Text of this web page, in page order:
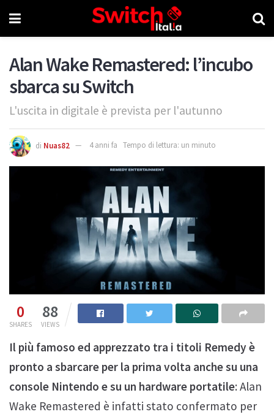
Alan Wake Remastered: l’incubo
sbarca su Switch
L'uscita in digitale è prevista per l'autunno
di Nuas82 4 anni fa Tempo di lettura: un minuto
0
SHARES
88
VIEWS
Il più famoso ed apprezzato tra i titoli Remedy è
pronto a sbarcare per la prima volta anche su una
console Nintendo e su un hardware portatile: Alan
Wake Remastered è infatti stato confermato per